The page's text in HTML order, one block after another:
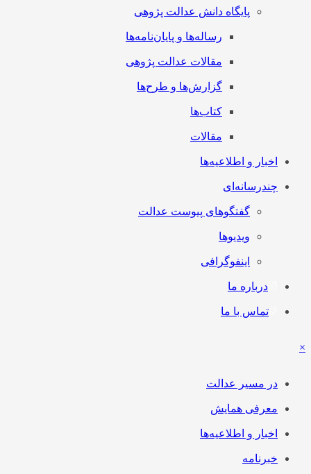
پایگاه دانش عدالت پژوهی
رساله‌ها و پایان‌نامه‌ها
مقالات عدالت پژوهی
گزارش‌ها و طرح‌ها
کتاب‌ها
مقالات
اخبار و اطلاعیه‌ها
چندرسانه‌ای
گفتگوهای پیوست عدالت
ویدیوها
اینفوگرافی
درباره ما
تماس با ما
×
در مسیر عدالت
معرفی همایش
اخبار و اطلاعیه‌ها
خبرنامه